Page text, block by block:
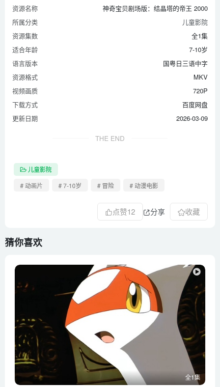
资源名称
神奇宝贝剧场版：结晶塔的帝王 2000
所属分类
儿童影院
资源集数
全1集
适合年龄
7-10岁
语言版本
国粤日三语中字
资源格式
MKV
视频画质
720P
下载方式
百度网盘
更新日期
2026-03-09
THE END
儿童影院
# 动画片
# 7-10岁 # 冒险 # 动漫电影
点赞12 分享 收藏
猜你喜欢
全1集